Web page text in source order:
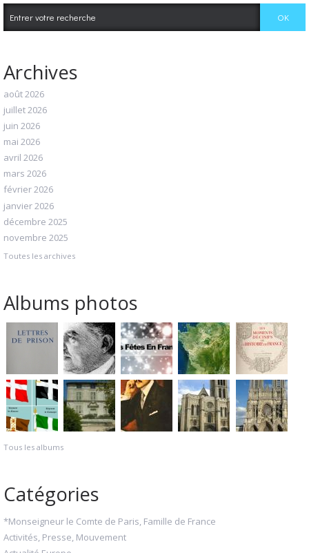
Archives
août 2026
juillet 2026
juin 2026
mai 2026
avril 2026
mars 2026
février 2026
janvier 2026
décembre 2025
novembre 2025
Toutes les archives
Albums photos
Tous les albums
Catégories
*Monseigneur le Comte de Paris, Famille de France
Activités, Presse, Mouvement